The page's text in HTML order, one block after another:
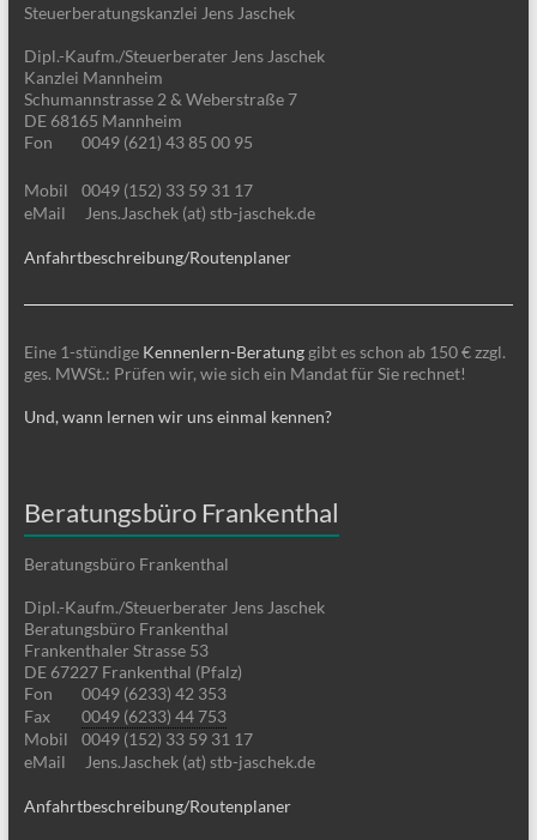
Steuerberatungskanzlei Jens Jaschek
Dipl.-Kaufm./Steuerberater Jens Jaschek
Kanzlei Mannheim
Schumannstrasse 2 & Weberstraße 7
DE 68165 Mannheim
Fon
0049 (621) 43 85 00 95
Mobil
0049 (152) 33 59 31 17
eMail
Jens.Jaschek (at) stb-jaschek.de
Anfahrtbeschreibung/Routenplaner
Eine 1-stündige Kennenlern-Beratunggibt es schon ab 150 € zzgl.
ges. MWSt.: Prüfen wir, wie sich ein Mandat für Sie rechnet!
Und, wann lernen wir uns einmal kennen?
Beratungsbüro Frankenthal
Beratungsbüro Frankenthal
Dipl.-Kaufm./Steuerberater Jens Jaschek
Beratungsbüro Frankenthal
Frankenthaler Strasse 53
DE 67227 Frankenthal (Pfalz)
Fon
0049 (6233) 42 353
Fax
0049 (6233) 44 753
Mobil
0049 (152) 33 59 31 17
eMail
Jens.Jaschek (at) stb-jaschek.de
Anfahrtbeschreibung/Routenplaner